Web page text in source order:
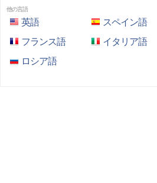
他の言語
英語 スペイン語
フランス語
イタリア語
ロシア語